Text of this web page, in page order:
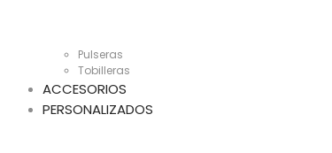
Pulseras
Tobilleras
ACCESORIOS
PERSONALIZADOS